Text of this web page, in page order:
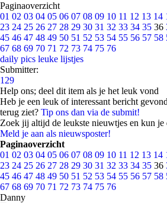
Paginaoverzicht
01 02 03 04 05 06 07 08 09 10 11 12 13 14
23 24 25 26 27 28 29 30 31 32 33 34 35 36
45 46 47 48 49 50 51 52 53 54 55 56 57 58
67 68 69 70 71 72 73 74 75 76
daily pics leuke lijstjes
Submitter:
129
Help ons; deel dit item als je het leuk vond
Heb je een leuk of interessant bericht
terug ziet? Tip ons dan via de submit!
Zoek jij altijd de leukste nieuwtjes en kun je
Meld je aan als nieuwsposter!
Paginaoverzicht
01 02 03 04 05 06 07 08 09 10 11 12 13 14
23 24 25 26 27 28 29 30 31 32 33 34 35 36
45 46 47 48 49 50 51 52 53 54 55 56 57 58
67 68 69 70 71 72 73 74 75 76
Danny